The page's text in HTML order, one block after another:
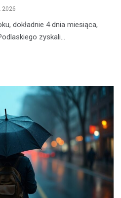
2026
dokładnie 4 dnia miesiąca,
zyskali…